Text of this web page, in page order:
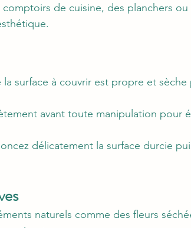
de cuisine, des planchers ou
la surface à couvrir est propre et sèche
avant toute manipulation pour
délicatement la surface durcie
naturels comme des fleurs